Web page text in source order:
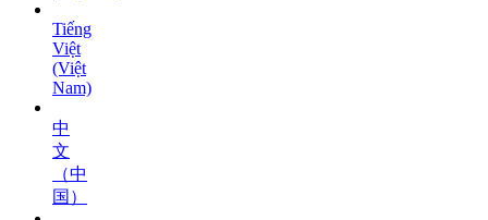
Tiếng
Việt
(Việt
Nam)
中
文
（中
国）